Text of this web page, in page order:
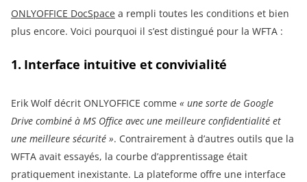
ONLYOFFICE DocSpace a rempli toutes les conditions et bien
plus encore. Voici pourquoi il s’est distingué pour la WFTA :
1. Interface intuitive et convivialité
Erik Wolf décrit ONLYOFFICE comme « une sorte de Google
Drive combiné à MS Office avec une meilleure confidentialité et
une meilleure sécurité ». Contrairement à d’autres outils que la
WFTA avait essayés, la courbe d’apprentissage était
pratiquement inexistante. La plateforme offre une interface